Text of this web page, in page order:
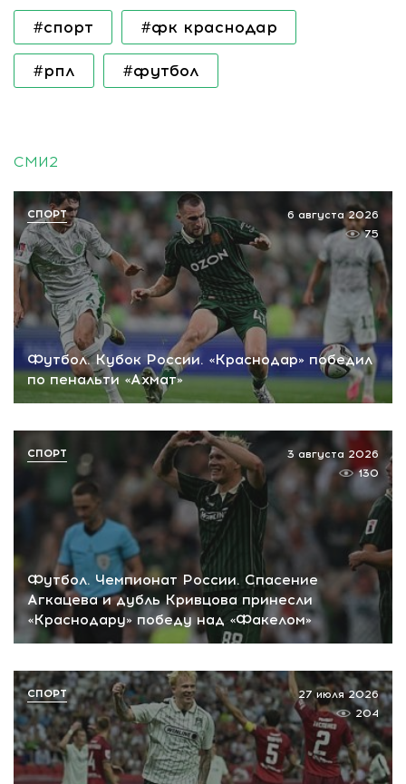
#спорт #фк краснодар
#рпл #футбол
СМИ2
Футбол. Кубок России. «Краснодар» победил
по пенальти «Ахмат»
6 августа 2026
75
СПОРТ
Футбол. Чемпионат России. Спасение
Агкацева и дубль Кривцова принесли
«Краснодару» победу над «Факелом»
3 августа 2026
130
СПОРТ
27 июля 2026
204
СПОРТ